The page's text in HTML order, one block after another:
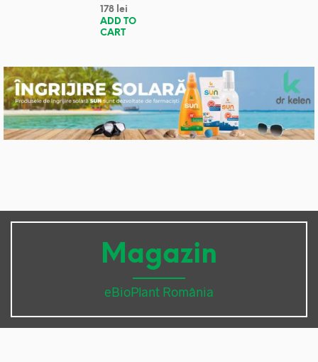
178 lei
ADD TO
CART
Magazin
eBioPlant România